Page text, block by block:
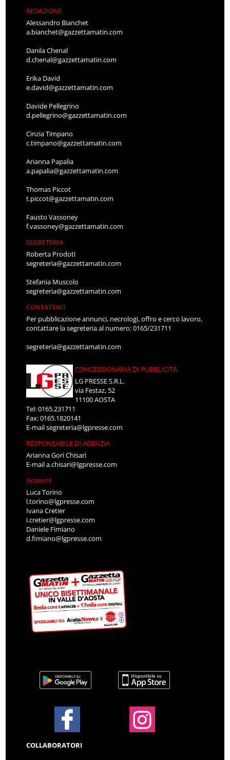
REDAZIONE
Alessandro Bianchet
a.bianchet@gazzettamatin.com
Danila Chenal
d.chenal@gazzettamatin.com
Erika David
e.david@gazzettamatin.com
Davide Pellegrino
d.pellegrino@gazzettamatin.com
Cinzia Timpano
c.timpano@gazzettamatin.com
Arianna Papalia
a.papalia@gazzettamatin.com
Thomas Piccot
t.piccot@gazzettamatin.com
Fausto Vassoney
f.vassoney@gazzettamatin.com
SEGRETERIA
Roberta Prodoti
segreteria@gazzettamatin.com
Stefania Muscolo
segreteria@gazzettamatin.com
CONTATTACI
Per pubblicazione annunci, necrologi, offro e cerco lavoro,
contattare la segreteria al numero: 0165/231711
segreteria@gazzettamatin.com
CONCESSIONARIA DI PUBBLICITÀ
LG PRESSE S.R.L.
via Festaz, 52
11100 AOSTA
Tel: 0165.231711
Fax: 0165.1820141
E-mailsegreteria@lgpresse.com
RESPONSABILE DI AGENZIA
Arianna Gori Chisari
E-maila.chisari@lgpresse.com
Account
Luca Torino
l.torino@lgpresse.com
Ivana Cretier
i.cretier@lgpresse.com
Daniele Fimiano
d.fimiano@lgpresse.com
COLLABORATORI